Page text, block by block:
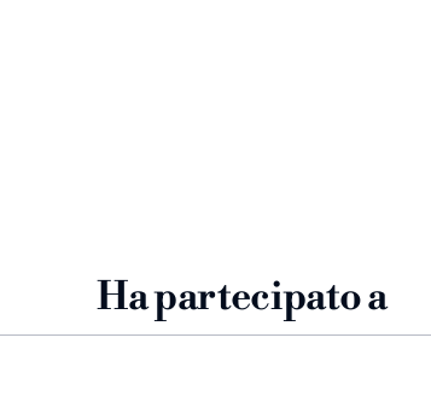
Ha partecipato a